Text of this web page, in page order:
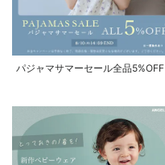
パジャマサマーセール全品5%OFF